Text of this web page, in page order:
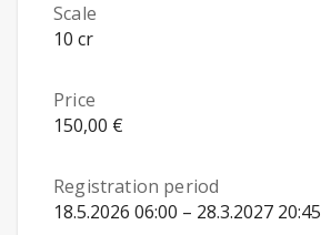
Scale
10 cr
Price
150,00 €
Registration period
18.5.2026 06:00 – 28.3.2027 20:45